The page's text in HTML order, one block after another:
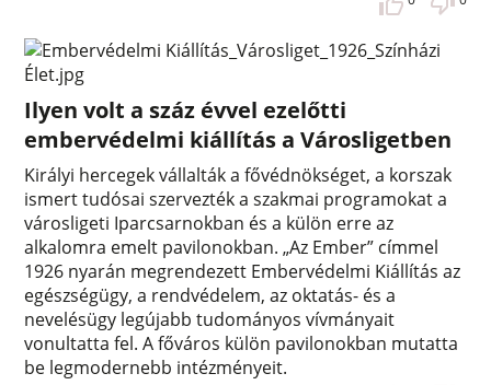
Ilyen volt a száz évvel ezelőtti
embervédelmi kiállítás a Városligetben
Királyi hercegek vállalták a fővédnökséget, a korszak
ismert tudósai szervezték a szakmai programokat a
városligeti Iparcsarnokban és a külön erre az
alkalomra emelt pavilonokban. „Az Ember” címmel
1926 nyarán megrendezett Embervédelmi Kiállítás az
egészségügy, a rendvédelem, az oktatás- és a
nevelésügy legújabb tudományos vívmányait
vonultatta fel. A főváros külön pavilonokban mutatta
be legmodernebb intézményeit.